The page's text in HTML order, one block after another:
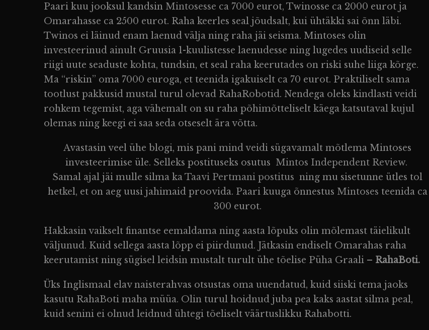
Paari kuu jooksul kandsin Mintosesse ca 7000 eurot, Twinosse ca 2000 eurot ja
Omarahasse ca 2500 eurot. Raha keerles seal jõudsalt, kui ühtäkki sai õnn läbi.
Twinos ei läinud enam laenud välja ning raha jäi seisma. Mintoses olin
investeerinud ainult Gruusia 1-kuulistesse laenudesse ning lugedes uudiseid selle
riigi uute seaduste kohta, tundsin, et seal raha keerutades on riski suhe liiga kõrge.
Ma “riskin” oma 7000 euroga, et teenida igakuiselt ca 70 eurot. Praktiliselt sama
tootlust pakkusid mustal turul olevad RahaRobotid. Nendega oleks kindlasti veidi
rohkem tegemist, aga vähemalt on su raha põhimõtteliselt käega katsutaval kujul
olemas ning keegi ei saa seda otseselt ära võtta.
Avastasin veel ühe blogi, mis pani mind veidi sügavamalt mõtlema Mintoses
investeerimise üle. Selleks postituseks osutus Mintos Independent Review.
Samal ajal jäi mulle silma kaTaavi Pertmani postitus ning mu sisetunne ütles tol
hetkel, et on aeg uusi jahimaid proovida. Paari kuuga õnnestus Mintoses teenida ca
300 eurot.
Hakkasin vaikselt finantse eemaldama ning aasta lõpuks olin mõlemast täielikult
väljunud. Kuid sellega aasta lõpp ei piirdunud. Jätkasin endiselt Omarahas raha
keerutamist ning sügisel leidsin mustalt turult ühe tõelise Püha Graali – RahaBoti.
Üks Inglismaal elav naisterahvas otsustas oma uuendatud, kuid siiski tema jaoks
kasutu RahaBoti maha müüa. Olin turul hoidnud juba pea kaks aastat silma peal,
kuid senini ei olnud leidnud ühtegi tõeliselt väärtuslikku Rahabotti.